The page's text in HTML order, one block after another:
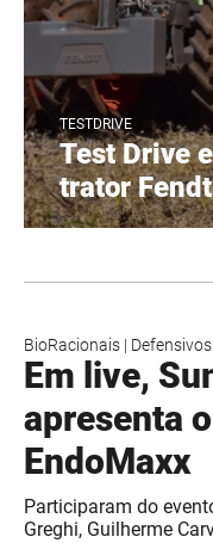
TESTDRIVE
Test Drive
trator
BioRacionais | Defensivos
Em live,
apresenta
EndoMaxx
Participaram do
Greghi, Guilherme